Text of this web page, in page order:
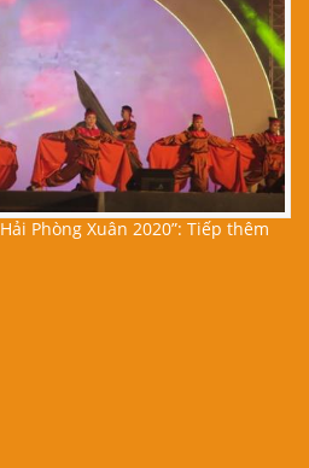
Phòng Xuân 2020”: Tiếp thêm